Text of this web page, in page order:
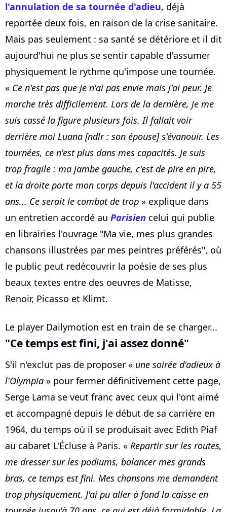
l'annulation de sa tournée d'adieu, déjà
reportée deux fois, en raison de la crise sanitaire.
Mais pas seulement : sa santé se détériore et il dit
aujourd'hui ne plus se sentir capable d'assumer
physiquement le rythme qu'impose une tournée.
« Ce n'est pas que je n'ai pas envie mais j'ai peur. Je
marche très difficilement. Lors de la dernière, je me
suis cassé la figure plusieurs fois. Il fallait voir
derrière moi Luana [ndlr : son épouse] s'évanouir. Les
tournées, ce n'est plus dans mes capacités. Je suis
trop fragile : ma jambe gauche, c'est de pire en pire,
et la droite porte mon corps depuis l'accident il y a 55
ans... Ce serait le combat de trop » explique dans
un entretien accordé au Parisien celui qui publie
en librairies l'ouvrage "Ma vie, mes plus grandes
chansons illustrées par mes peintres préférés", où
le public peut redécouvrir la poésie de ses plus
beaux textes entre des oeuvres de Matisse,
Renoir, Picasso et Klimt.
Le player Dailymotion est en train de se charger...
"Ce temps est fini, j'ai assez donné"
S'il n'exclut pas de proposer « une soirée d'adieux à
l'Olympia » pour fermer définitivement cette page,
Serge Lama se veut franc avec ceux qui l'ont aimé
et accompagné depuis le début de sa carrière en
1964, du temps où il se produisait avec Edith Piaf
au cabaret L'Écluse à Paris. « Repartir sur les routes,
me dresser sur les podiums, balancer mes grands
bras, ce temps est fini. Mes chansons me demandent
trop physiquement. J'ai pu aller à fond la caisse en